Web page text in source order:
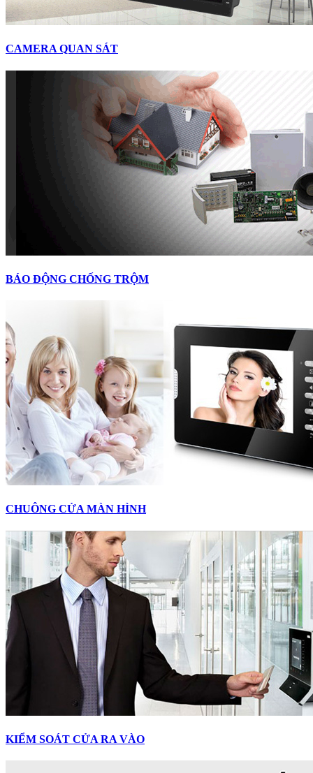
CAMERA QUAN SÁT
BÁO ĐỘNG CHỐNG TRỘM
CHUÔNG CỬA MÀN HÌNH
KIỂM SOÁT CỬA RA VÀO